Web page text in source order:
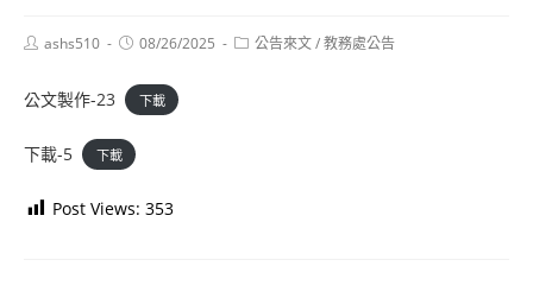
Postashs510
Post08/26/2025
Post公告來文/教務處公告
公文製作-23 下載
下載-5 下載
Post Views: 353